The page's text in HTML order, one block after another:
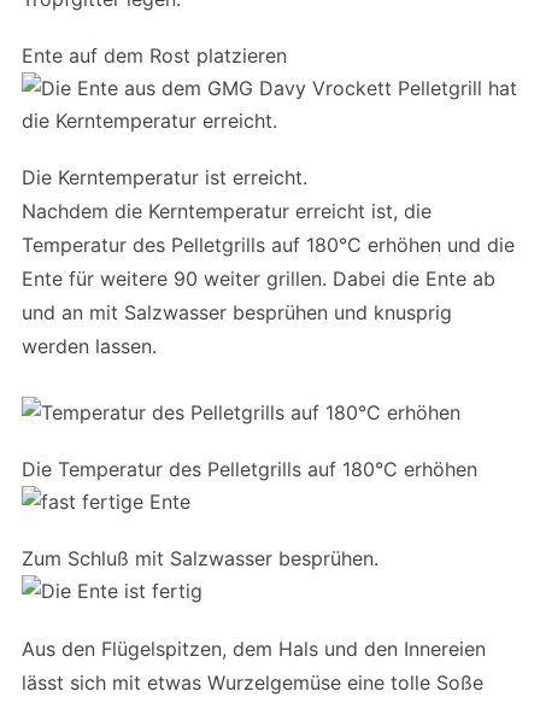
Ente auf dem Rost platzieren
Die Kerntemperatur ist erreicht.
Nachdem die Kerntemperatur erreicht ist, die
Temperatur des Pelletgrills auf 180°C erhöhen und die
Ente für weitere 90 weiter grillen. Dabei die Ente ab
und an mit Salzwasser besprühen und knusprig
werden lassen.
Die Temperatur des Pelletgrills auf 180°C erhöhen
Zum Schluß mit Salzwasser besprühen.
Aus den Flügelspitzen, dem Hals und den Innereien
lässt sich mit etwas Wurzelgemüse eine tolle Soße